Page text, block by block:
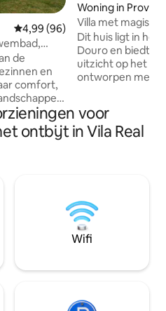
Gemiddelde beoordeling van
4,99 (96)
de
en
comfort,
met
en de
zorgt voor
Woning in
Villa met magisch
Dourovallei
Dit huis ligt in het
Douro en biedt
uitzicht op het
ontworpen met
tuin/wijngaard
woonruimtes.
beschikbaar via
de magie van de
transformerende
voor
ontbijt in Vila Real
Wifi